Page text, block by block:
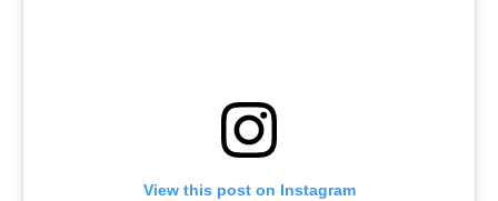
View this post on Instagram